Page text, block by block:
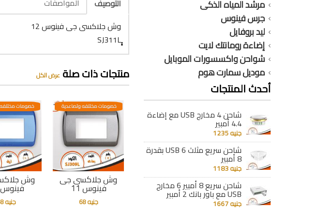
مرشد المياه الذكى
جرس فينوس
ليد بروفايل
إضاءة رومانتك لايت
شواحن واكسسورات الموبايل
موديل سمارت هوم
أحدث المنتجات
شاحن 4 مخارج USB مع إضاءة
4.4 أمبير
جنيه 1235
شاحن سريع مثلث 6 USB بقدرة
8 أمبير
جنيه 1183
شاحن سريع 8 أمبير 6 مخارج
USB مع باور بانك 2 أمبير
جنيه 1667
التوصيف
المواصفات
وش جلاكسى جى فينوس 12
ٍٍٍSJ311L
منتجات ذات صلةعرض الكل
وش
فينوس 10
خصومات
جنيه 68
وش جلاكسى جى
فينوس 11
خصومات مختلفه وتصاعدية
جنيه 68
وش جلاكسى جى
فينوس 13
جنيه 68
وش جلاكسى جى
فينوس 14
جنيه 72